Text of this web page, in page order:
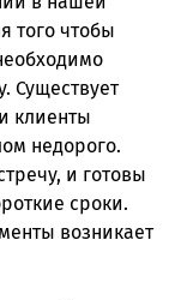
того чтобы
Существует
клиенты
недорого.
и готовы
сроки.
возникает